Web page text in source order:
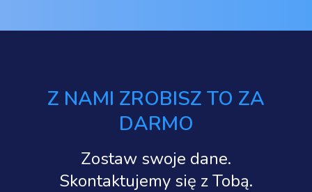
Z NAMI ZROBISZ TO ZA
DARMO
Zostaw swoje dane.
Skontaktujemy się z Tobą.